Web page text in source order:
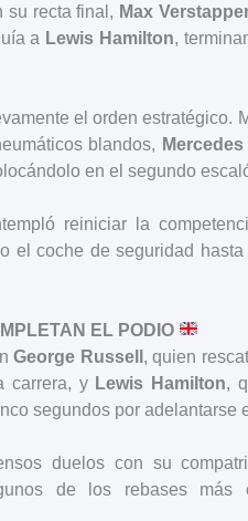
su recta final, Max
a Lewis Hamilton,
el orden estratégico.
blandos, Mercedes
en el segundo
reiniciar la
el coche de seguridad
EL PODIO
George Russell , quien
carrera, y Lewis Hamilton,
segundos por adelantarse
duelos con su
de los rebases